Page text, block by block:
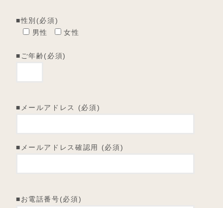
■性別(必須)
男性
女性
■ご年齢(必須)
■メールアドレス (必須)
■メールアドレス確認用 (必須)
■お電話番号(必須)